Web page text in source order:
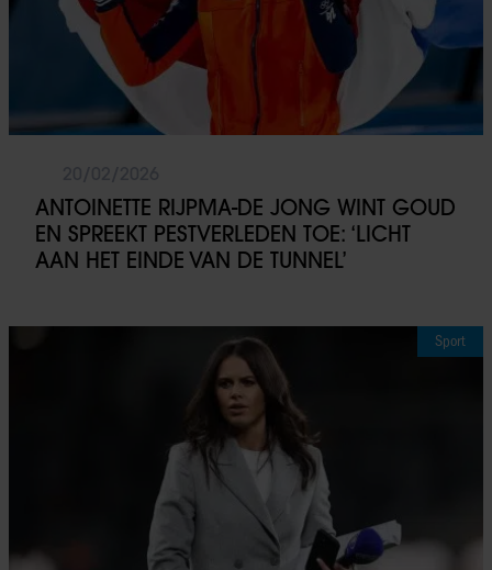
ANTOINETTE RIJPMA-DE JONG WINT GOUD
EN SPREEKT PESTVERLEDEN TOE: ‘LICHT
AAN HET EINDE VAN DE TUNNEL’
Sport